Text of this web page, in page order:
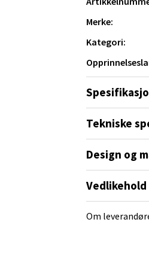
Merke:
Kategori:
Tekniske
Design og
Om